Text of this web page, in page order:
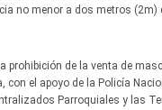
no menor a dos metros (2m)
prohibición de la venta de
con el apoyo de la Policía
Parroquiales y las